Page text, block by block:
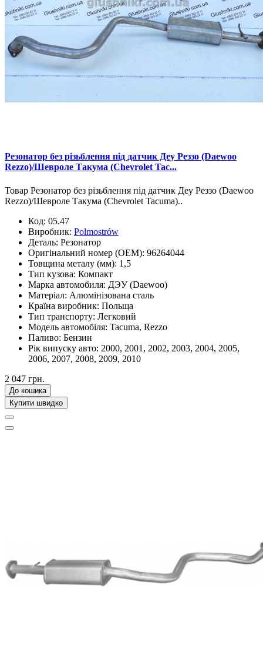
Резонатор без різьблення під датчик Деу Реззо (Daewoo
Rezzo)/Шевроле Такума (Chevrolet Tac...
Товар Резонатор без різьблення під датчик Деу Реззо (Daewoo
Rezzo)/Шевроле Такума (Chevrolet Tacuma)..
Код: 05.47
Виробник: Polmostrów
Деталь: Резонатор
Оригінальний номер (OEM): 96264044
Товщина металу (мм): 1,5
Тип кузова: Компакт
Марка автомобиля: ДЭУ (Daewoo)
Матеріал: Алюмінізована сталь
Країна виробник: Польща
Тип транспорту: Легковий
Модель автомобіля: Tacuma, Rezzo
Паливо: Бензин
Рік випуску авто: 2000, 2001, 2002, 2003, 2004, 2005,
2006, 2007, 2008, 2009, 2010
2 047 грн.
До кошика
Купити швидко